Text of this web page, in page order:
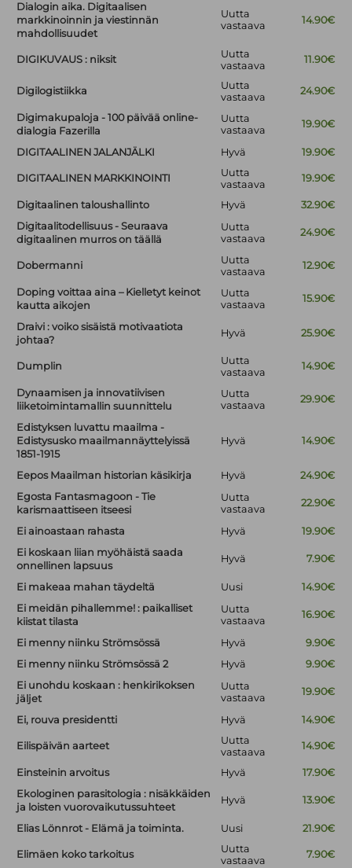
Dialogin aika. Digitaalisen
markkinoinnin ja viestinnän
mahdollisuudet
Uutta
vastaava
14.90€
DIGIKUVAUS : niksit
Uutta
vastaava
11.90€
Digilogistiikka
Uutta
vastaava
24.90€
Digimakupaloja - 100 päivää online-
dialogia Fazerilla
Uutta
vastaava
19.90€
DIGITAALINEN JALANJÄLKI Hyvä 19.90€
DIGITAALINEN MARKKINOINTI
Uutta
vastaava
19.90€
Digitaalinen taloushallinto Hyvä
32.90€
Digitaalitodellisuus - Seuraava
digitaalinen murros on täällä
Uutta
vastaava
24.90€
Dobermanni
Uutta
vastaava
12.90€
Doping voittaa aina – Kielletyt keinot
kautta aikojen
Uutta
vastaava
15.90€
Draivi : voiko sisäistä motivaatiota
johtaa?
Hyvä 25.90€
Dumplin
Uutta
vastaava
14.90€
Dynaamisen ja innovatiivisen
liiketoimintamallin suunnittelu
Uutta
vastaava
29.90€
Edistyksen luvattu maailma -
Edistysusko maailmannäyttelyissä
1851-1915
Hyvä 14.90€
Eepos Maailman historian käsikirja Hyvä
24.90€
Egosta Fantasmagoon - Tie
karismaattiseen itseesi
Uutta
vastaava
22.90€
Ei ainoastaan rahasta Hyvä
19.90€
Ei koskaan liian myöhäistä saada
onnellinen lapsuus
Hyvä 7.90€
Ei makeaa mahan täydeltä Uusi
14.90€
Ei meidän pihallemme! : paikalliset
kiistat tilasta
Uutta
vastaava
16.90€
Ei menny niinku Strömsössä Hyvä
9.90€
Ei menny niinku Strömsössä 2
Hyvä
9.90€
Ei unohdu koskaan : henkirikoksen
jäljet
Uutta
vastaava
19.90€
Ei, rouva presidentti Hyvä 14.90€
Eilispäivän aarteet
Uutta
vastaava
14.90€
Einsteinin arvoitus Hyvä
17.90€
Ekologinen parasitologia : nisäkkäiden
ja loisten vuorovaikutussuhteet
Hyvä 13.90€
Elias Lönnrot - Elämä ja toiminta. Uusi 21.90€
Elimäen koko tarkoitus
Uutta
vastaava
7.90€